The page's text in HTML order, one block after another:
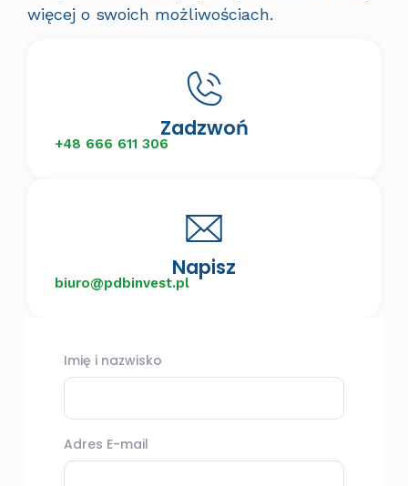
więcej o swoich możliwościach.
Zadzwoń
+48 666 611 306
Napisz
biuro@pdbinvest.pl
Imię i nazwisko
Adres E-mail